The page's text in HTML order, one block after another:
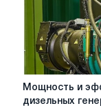
Мощность
Мощность и
дизельных